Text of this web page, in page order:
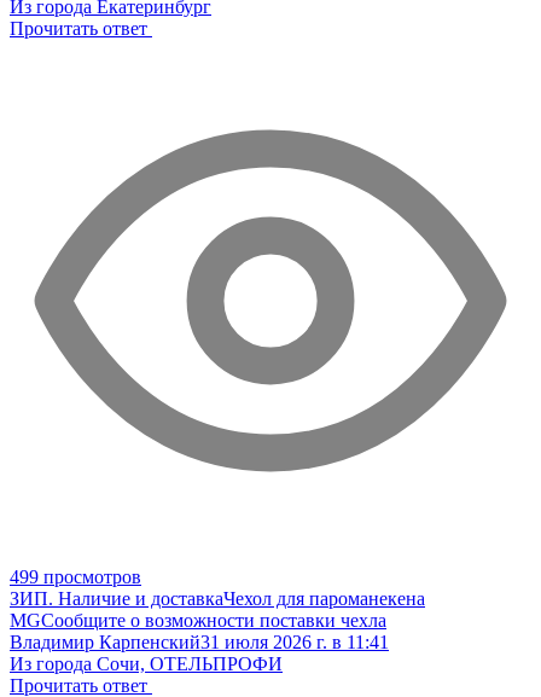
Из города Екатеринбург
Прочитать ответ
499 просмотров
ЗИП. Наличие и доставкаЧехол для пароманекена
MGСообщите о возможности поставки чехла
Владимир Карпенский31 июля 2026 г. в 11:41
Из города Сочи, ОТЕЛЬПРОФИ
Прочитать ответ